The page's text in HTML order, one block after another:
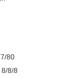
80
8/8